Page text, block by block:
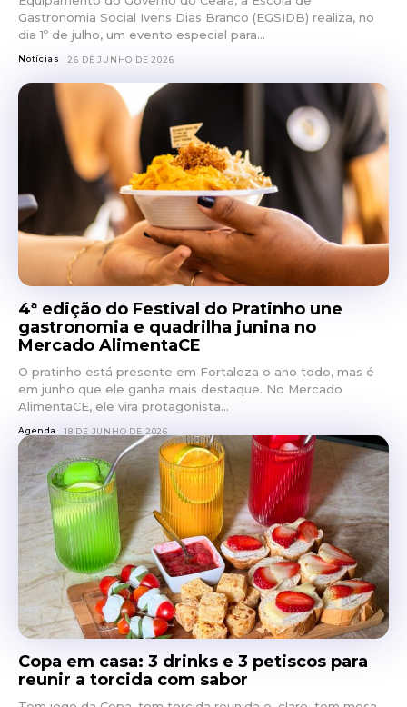
Gastronomia Social Ivens Dias Branco (EGSIDB) realiza, no
dia 1º de julho, um evento especial para...
Notícias 26 DE JUNHO DE 2026
4ª edição do Festival do Pratinho une
gastronomia e quadrilha junina no
Mercado AlimentaCE
O pratinho está presente em Fortaleza o ano todo, mas é
em junho que ele ganha mais destaque. No Mercado
AlimentaCE, ele vira protagonista...
Agenda 18 DE JUNHO DE 2026
Copa em casa: 3 drinks e 3 petiscos para
reunir a torcida com sabor